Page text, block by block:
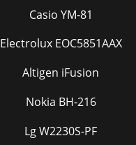
Casio YM-81
Electrolux EOC5851AAX
Altigen iFusion
Nokia BH-216
Lg W2230S-PF